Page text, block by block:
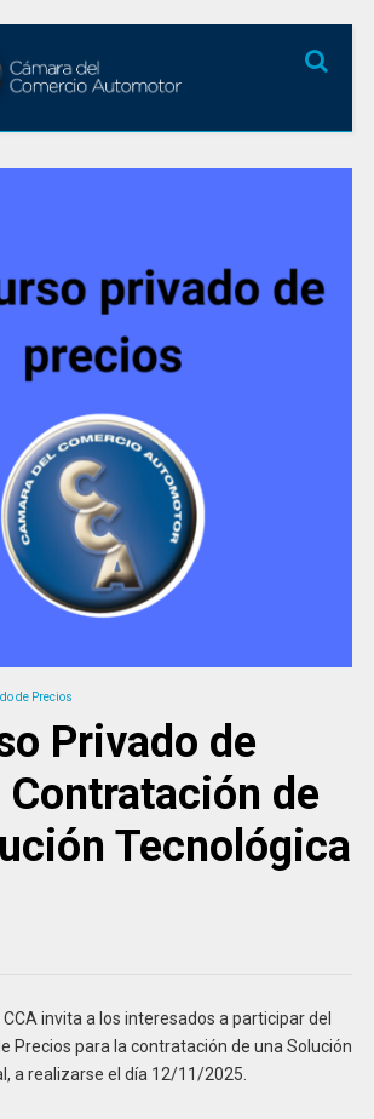
de Precios
Privado de
de
Tecnológica
invita a los interesados a participar del
Precios para la contratación de una Solución
a realizarse el día 12/11/2025.